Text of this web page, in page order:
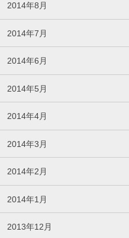
2014年8月
2014年7月
2014年6月
2014年5月
2014年4月
2014年3月
2014年2月
2014年1月
2013年12月